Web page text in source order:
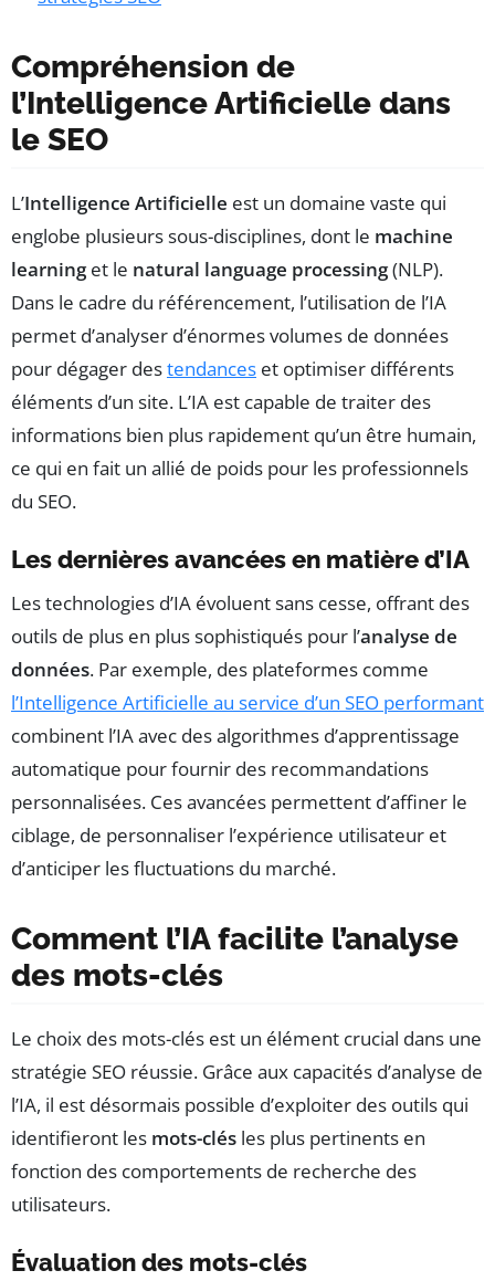
Compréhension de
l’Intelligence Artificielle dans
le SEO
L’Intelligence Artificielle est un domaine vaste qui
englobe plusieurs sous-disciplines, dont le machine
learninget le natural language processing(NLP).
Dans le cadre du référencement, l’utilisation de l’IA
permet d’analyser d’énormes volumes de données
pour dégager destendances et optimiser différents
éléments d’un site. L’IA est capable de traiter des
informations bien plus rapidement qu’un être humain,
ce qui en fait un allié de poids pour les professionnels
du SEO.
Les dernières avancées en matière d’IA
Les technologies d’IA évoluent sans cesse, offrant des
outils de plus en plus sophistiqués pour l’analyse de
données. Par exemple, des plateformes comme
l’Intelligence Artificielle au service d’un SEO performant
combinent l’IA avec des algorithmes d’apprentissage
automatique pour fournir des recommandations
personnalisées. Ces avancées permettent d’affiner le
ciblage, de personnaliser l’expérience utilisateur et
d’anticiper les fluctuations du marché.
Comment l’IA facilite l’analyse
des mots-clés
Le choix des mots-clés est un élément crucial dans une
stratégie SEO réussie. Grâce aux capacités d’analyse de
l’IA, il est désormais possible d’exploiter des outils qui
identifieront les mots-clés les plus pertinents en
fonction des comportements de recherche des
utilisateurs.
Évaluation des mots-clés